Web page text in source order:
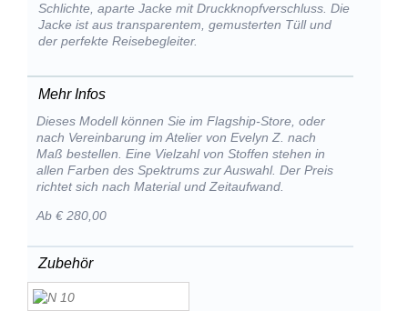
Schlichte, aparte Jacke mit Druckknopfverschluss. Die
Jacke ist aus transparentem, gemusterten Tüll und
der perfekte Reisebegleiter.
Mehr Infos
Dieses Modell können Sie im Flagship-Store, oder
nach Vereinbarung im Atelier von Evelyn Z. nach
Maß bestellen. Eine Vielzahl von Stoffen stehen in
allen Farben des Spektrums zur Auswahl. Der Preis
richtet sich nach Material und Zeitaufwand.
Ab € 280,00
Zubehör